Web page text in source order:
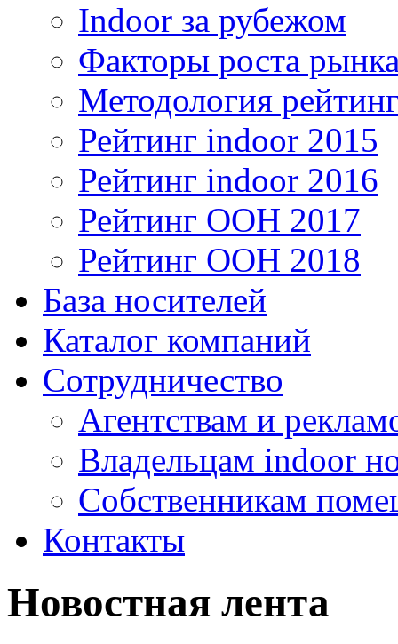
Indoor за рубежом
Факторы роста
Методология
Рейтинг indoor 2015
Рейтинг indoor 2016
Рейтинг OOH 2017
Рейтинг OOH 2018
База носителей
Каталог компаний
Сотрудничество
Агентствам и
Владельцам indoor
Собственникам
Контакты
Новостная лента